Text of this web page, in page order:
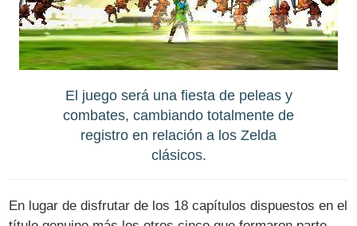
El juego será una fiesta de peleas y
combates, cambiando totalmente de
registro en relación a los Zelda
clásicos.
En lugar de disfrutar de los 18 capítulos dispuestos en el